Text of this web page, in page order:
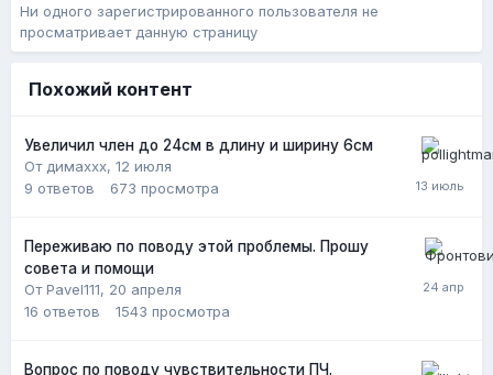
Ни одного зарегистрированного пользователя не
просматривает данную страницу
Похожий контент
Увеличил член до 24см в длину и ширину 6см
От димаxxx, 12 июля
9 ответов 673 просмотра
Переживаю по поводу этой проблемы. Прошу
совета и помощи
От Pavel111, 20 апреля
16 ответов 1543 просмотра
Вопрос по поводу чувствительности ПЧ.